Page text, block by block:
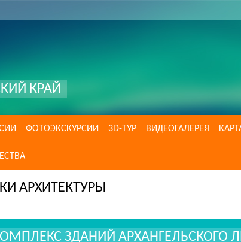
КРАЙ
ФОТОЭКСКУРСИИ 3D-ТУР ВИДЕОГАЛЕРЕЯ
АРХИТЕКТУРЫ
ЗДАНИЙ АРХАНГЕЛЬСКОГО